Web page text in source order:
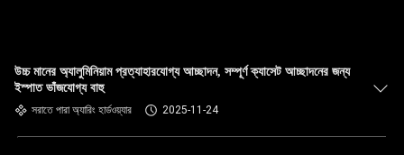
উচ্চ মানের অ্যালুমিনিয়াম প্রত্যাহারযোগ্য আচ্ছাদন, সম্পূর্ণ ক্যাসেট আচ্ছাদনের জন্য
ইস্পাত ভাঁজযোগ্য বাহু
সরাতে পারা অ্যারিং হার্ডওয়্যার 2025-11-24